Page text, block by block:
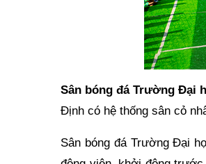
Sân bóng đá Trường Đại
Định có hệ thống sân cỏ
Sân bóng đá Trường Đại